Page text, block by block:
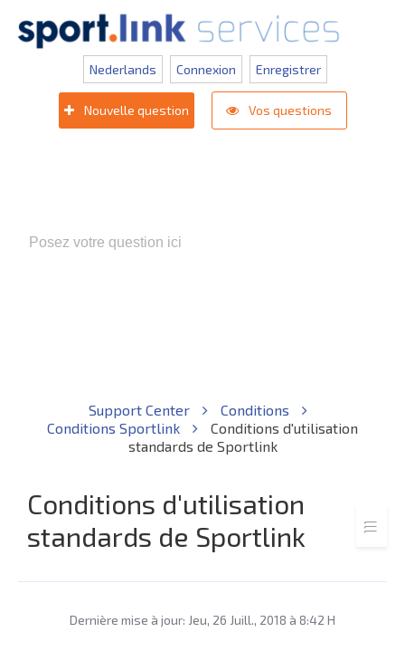
Nederlands Connexion Enregistrer
Nouvelle question Vos questions
Support Center
Conditions
Conditions Sportlink
Conditions d'utilisation
standards de Sportlink
Conditions d'utilisation
standards de Sportlink
Dernière mise à jour: Jeu, 26 Juill., 2018 à 8:42 H